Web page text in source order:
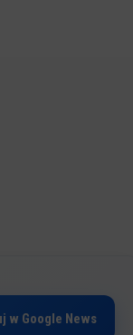
w Google News